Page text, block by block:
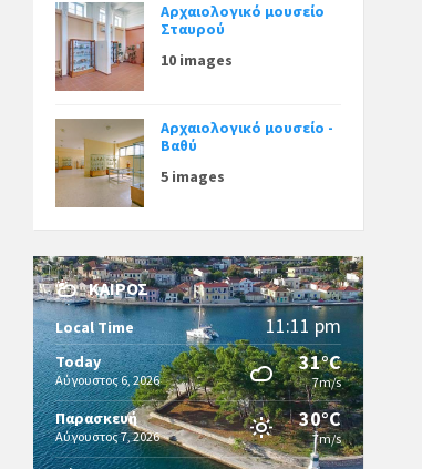
Αρχαιολογικό μουσείο
Σταυρού
10 images
Αρχαιολογικό μουσείο -
Βαθύ
5 images
ΚΑΙΡΌΣ
Local Time 11:11 pm
Today
Αύγουστος 6, 2026
31°C
7m/s
Παρασκευή
Αύγουστος 7, 2026
30°C
7m/s